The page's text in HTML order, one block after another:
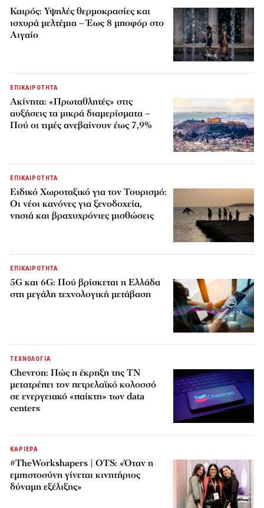
Καιρός: Υψηλές θερμοκρασίες και
ισχυρά μελτέμια – Έως 8 μποφόρ στο
Αιγαίο
ΕΠΙΚΑΙΡΟΤΗΤΑ
Ακίνητα: «Πρωταθλητές» στις
αυξήσεις τα μικρά διαμερίσματα –
Πού οι τιμές ανεβαίνουν έως 7,9%
ΕΠΙΚΑΙΡΟΤΗΤΑ
Ειδικό Χωροταξικό για τον Τουρισμό:
Οι νέοι κανόνες για ξενοδοχεία,
νησιά και βραχυχρόνιες μισθώσεις
ΕΠΙΚΑΙΡΟΤΗΤΑ
5G και 6G: Πού βρίσκεται η Ελλάδα
στη μεγάλη τεχνολογική μετάβαση
ΤΕΧΝΟΛΟΓΙΑ
Chevron: Πώς η έκρηξη της ΤΝ
μετατρέπει τον πετρελαϊκό κολοσσό
σε ενεργειακό «παίκτη» των data
centers
ΚΑΡΙΕΡΑ
#TheWorkshapers | OTS: «Όταν η
εμπιστοσύνη γίνεται κινητήριος
δύναμη εξέλιξης»